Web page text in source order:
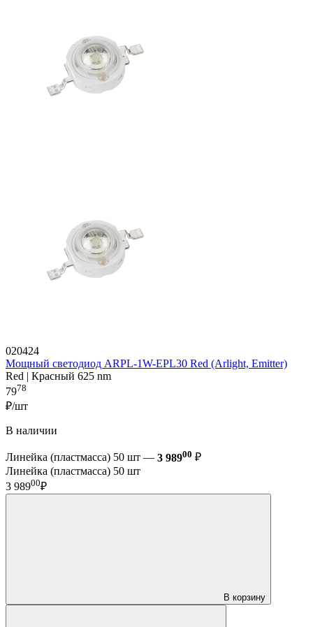
020424
Мощный светодиод ARPL-1W-EPL30 Red (Arlight, Emitter)
Red | Красный 625 nm
7978
₽/шт
В наличии
Линейка (пластмасса) 50 шт — 3 98900 ₽
Линейка (пластмасса) 50 шт
3 98900₽
В корзину